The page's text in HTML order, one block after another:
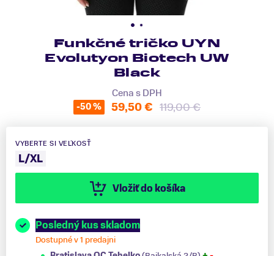
Funkčné tričko UYN
Evolutyon Biotech UW
Black
Cena s DPH
-50 % 59,50 € 119,00 €
VYBERTE SI VEĽKOSŤ
L/XL
Vložiť do košíka
Posledný kus skladom
Dostupné v 1 predajni